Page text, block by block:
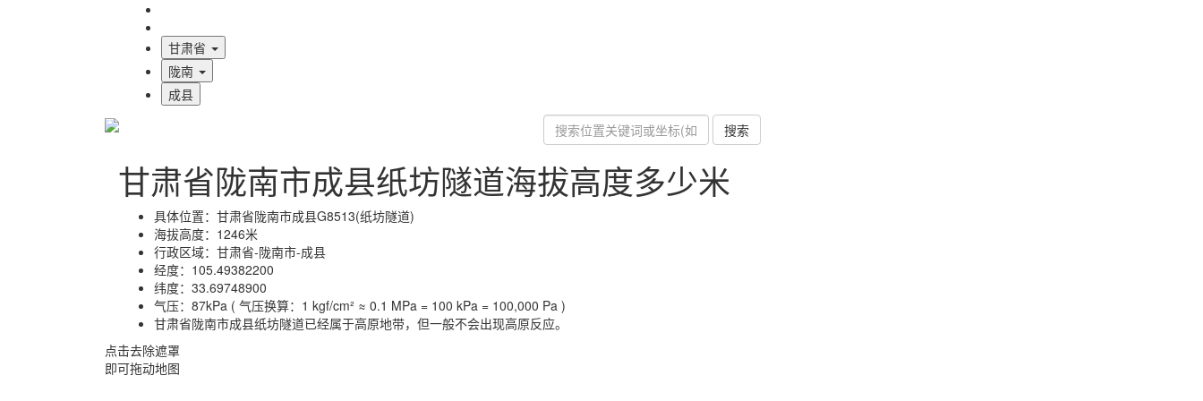
甘肃省
陇南
成县
搜索
甘肃省陇南市成县纸坊隧道海拔高度多少米
具体位置： 甘肃省陇南市成县G8513(纸坊隧道)
海拔高度： 1246米
行政区域： 甘肃省-陇南市-成县
经度： 105.49382200
纬度： 33.69748900
气压： 87kPa ( 气压换算：1 kgf/cm² ≈ 0.1 MPa = 100 kPa = 100,000 Pa )
甘肃省陇南市成县纸坊隧道已经属于高原地带，但一般不会出现高原反应。
点击去除遮罩
即可拖动地图